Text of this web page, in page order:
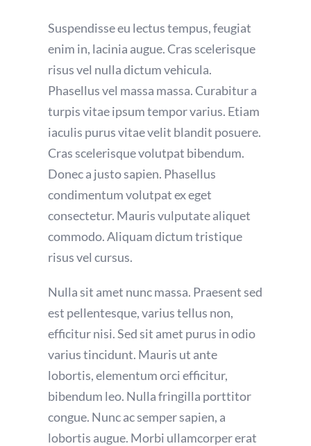
Suspendisse eu lectus tempus, feugiat
enim in, lacinia augue. Cras scelerisque
risus vel nulla dictum vehicula.
Phasellus vel massa massa. Curabitur a
turpis vitae ipsum tempor varius. Etiam
iaculis purus vitae velit blandit posuere.
Cras scelerisque volutpat bibendum.
Donec a justo sapien. Phasellus
condimentum volutpat ex eget
consectetur. Mauris vulputate aliquet
commodo. Aliquam dictum tristique
risus vel cursus.
Nulla sit amet nunc massa. Praesent sed
est pellentesque, varius tellus non,
efficitur nisi. Sed sit amet purus in odio
varius tincidunt. Mauris ut ante
lobortis, elementum orci efficitur,
bibendum leo. Nulla fringilla porttitor
congue. Nunc ac semper sapien, a
lobortis augue. Morbi ullamcorper erat